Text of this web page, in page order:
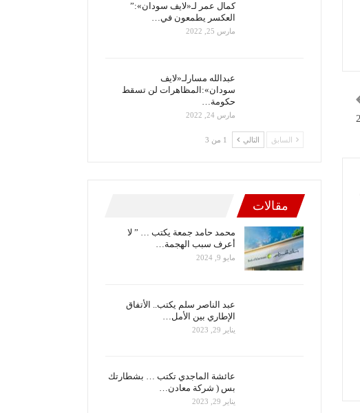
كمال عمر لـ«لايف سودان»:”
العكسر يطمعون في…
مارس 25, 2022
عبدالله مسارلـ«لايف
سودان»:المظاهرات لن تسقط
حكومة…
مارس 24, 2022
السابق التالي 1 من 3
مقالات
محمد حامد جمعة يكتب … ” لا
أعرف سبب الهجمة…
مايو 9, 2024
عبد الناصر سلم يكتب.. الأتفاق
الإطاري بين الأمل…
يناير 29, 2023
عائشة الماجدي تكتب … بشطارتك
بس ( شركة معادن…
يناير 29, 2023